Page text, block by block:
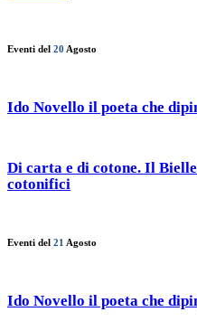
Eventi del 20 Agosto
Ido Novello il poeta che
Di carta e di cotone. Il
cotonifici
Eventi del 21 Agosto
Ido Novello il poeta che